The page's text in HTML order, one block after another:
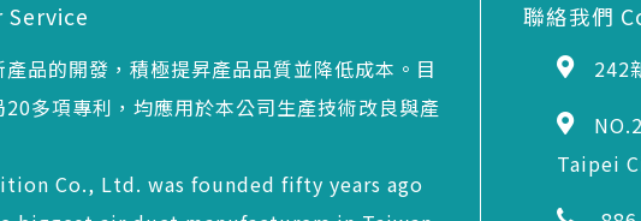
Service
品的開發，積極提昇產品品質並降低成本。目
多項專利，均應用於本公司生產技術改良與產
Co., Ltd. was founded fifty years ago
聯絡我們
242
Taipei